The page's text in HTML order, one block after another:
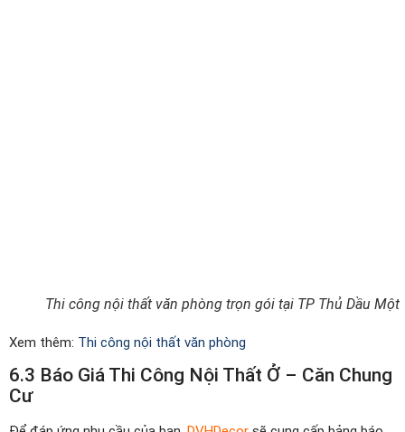
Thi công nội thất văn phòng trọn gói tại TP Thủ Dầu Một
Xem thêm: Thi công nội thất văn phòng
6.3 Báo Giá Thi Công Nội Thất Ở – Căn Chung
Cư